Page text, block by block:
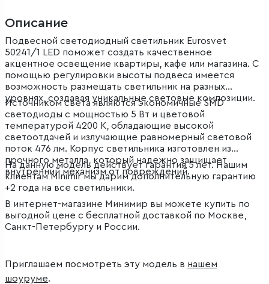
Описание
Подвесной светодиодный светильник Eurosvet
50241/1 LED поможет создать качественное
акцентное освещение квартиры, кафе или магазина. С
помощью регулировки высоты подвеса имеется
возможность размещать светильник на разных
уровнях, создавая уникальные световые композиции.
Источником света являются экономичные SMD
светодиоды с мощностью 5 Вт и цветовой
температурой 4200 К, обладающие высокой
светоотдачей и излучающие равномерный световой
поток 476 лм. Корпус светильника изготовлен из
прочного металла, который надежно защищает
внутренний механизм от повреждений.
На данную модель действует гарантия 5 лет. Нашим
клиентам Minimir мы дарим дополнительную гарантию
+2 года на все светильники.
В интернет-магазине Минимир вы можете купить по
выгодной цене с бесплатной доставкой по Москве,
Санкт-Петербургу и России.
Приглашаем посмотреть эту модель в нашем
шоуруме.